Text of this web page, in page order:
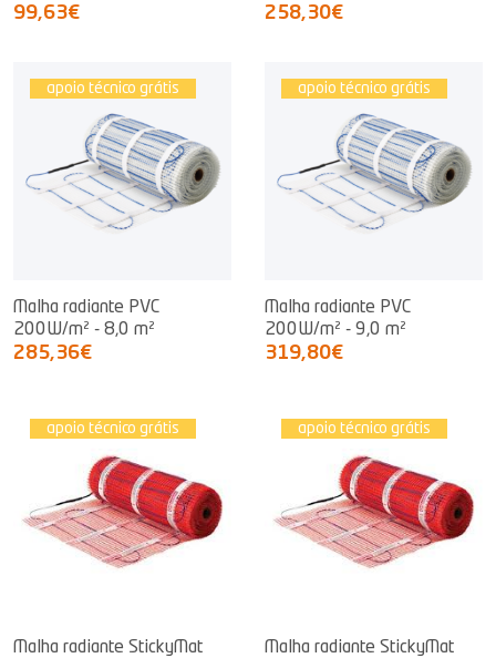
99,63€ 258,30€
apoio técnico grátis
Malha radiante PVC
200W/m² - 8,0 m²
285,36€
apoio técnico grátis
Malha radiante PVC
200W/m² - 9,0 m²
319,80€
apoio técnico grátis
Malha radiante StickyMat
apoio técnico grátis
Malha radiante StickyMat